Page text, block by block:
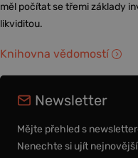
měl počítat se třemi základy
likviditou.
Knihovna vědomostí
Newsletter
Mějte přehled s
Nenechte si ujít